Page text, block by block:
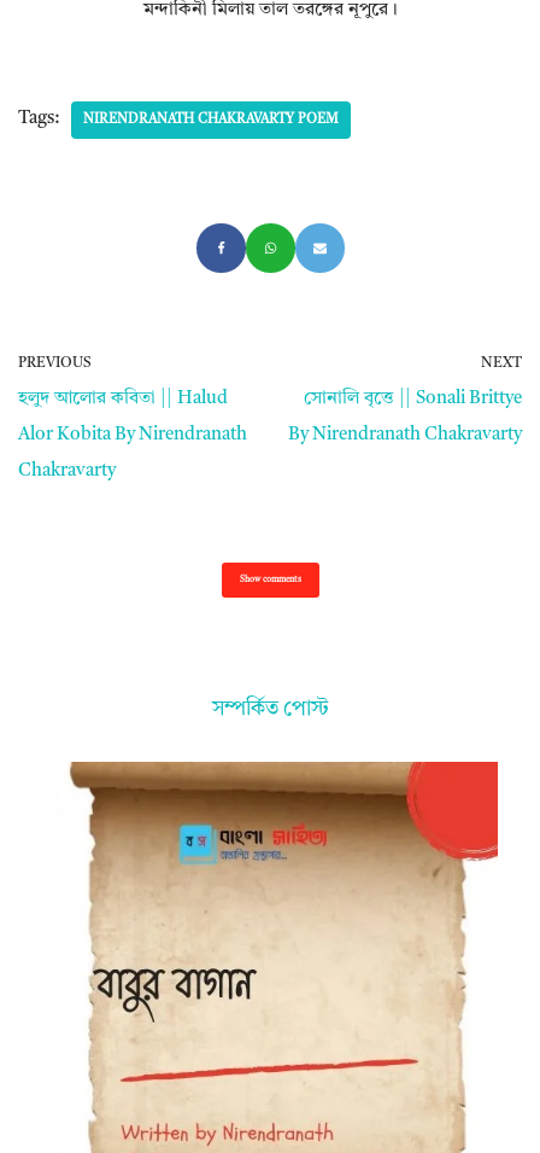
মন্দাকিনী মিলায় তাল তরঙ্গের নূপুরে।
Tags: NIRENDRANATH CHAKRAVARTY POEM
PREVIOUS
হলুদ আলোর কবিতা || Halud
Alor Kobita By Nirendranath
Chakravarty
NEXT
সোনালি বৃত্তে || Sonali Brittye
By Nirendranath Chakravarty
Show comments
সম্পর্কিত পোস্ট